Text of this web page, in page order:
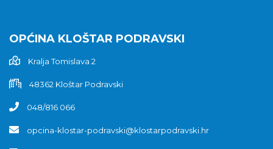
OPĆINA KLOŠTAR PODRAVSKI
Kralja Tomislava 2
48362 Kloštar Podravski
048/816 066
opcina-klostar-podravski@klostarpodravski.hr